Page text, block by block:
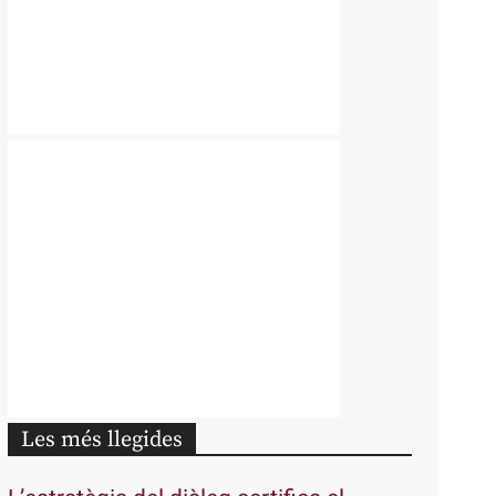
Les més llegides